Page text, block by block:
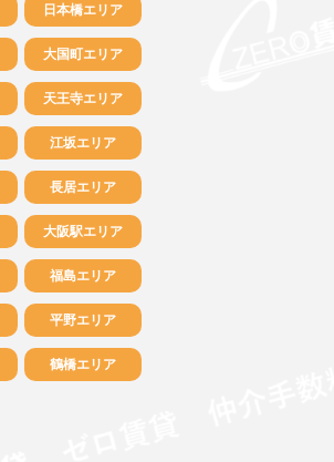
日本橋エリア
大国町エリア
天王寺エリア
江坂エリア
長居エリア
大阪駅エリア
福島エリア
平野エリア
鶴橋エリア